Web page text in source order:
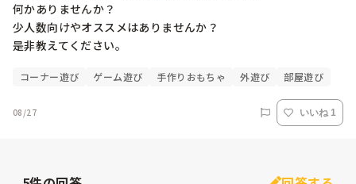
何かありませんか？
少人数向けやオススメはありませんか？
是非教えてください。
コーナー遊び ゲーム遊び 手作りおもちゃ 外遊び 部屋遊び
08/27 いいね 1